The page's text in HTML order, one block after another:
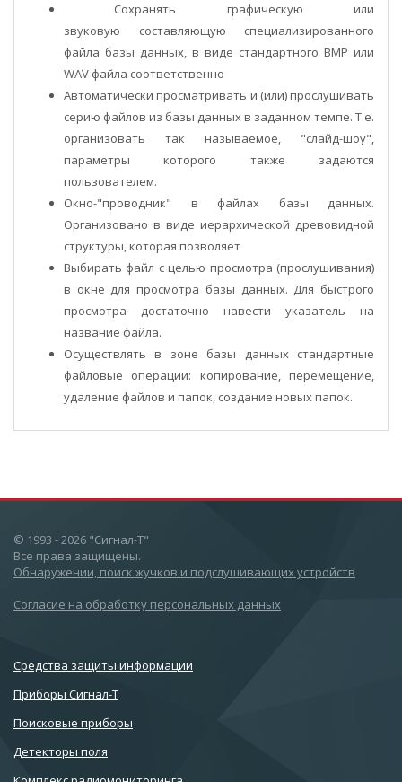
Сохранять графическую или
звуковую составляющую специализированного
файла базы данных, в виде стандартного BMP или
WAV файла соответственно
Автоматически просматривать и (или) прослушивать
серию файлов из базы данных в заданном темпе. Т.е.
организовать так называемое, "слайд-шоу",
параметры которого также задаются
пользователем.
Окно-"проводник" в файлах базы данных.
Организовано в виде иерархической древовидной
структуры, которая позволяет
Выбирать файл с целью просмотра (прослушивания)
в окне для просмотра базы данных. Для быстрого
просмотра достаточно навести указатель на
название файла.
Осуществлять в зоне базы данных стандартные
файловые операции: копирование, перемещение,
удаление файлов и папок, создание новых папок.
© 1993 - 2026 "Сигнал-Т"
Все права защищены.
Обнаружении, поиск жучков и подслушивающих устройств
Согласие на обработку персональных данных
Cредства защиты информации
Приборы Сигнал-Т
Поисковые приборы
Детекторы поля